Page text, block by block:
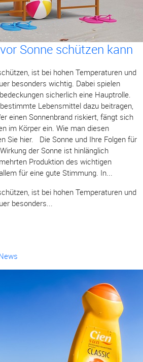
Sonne schützen kann
ist bei hohen Temperaturen und
besonders wichtig. Dabei spielen
sicherlich eine Hauptrolle.
Lebensmittel dazu beitragen,
einen Sonnenbrand riskiert, fängt sich
im Körper ein. Wie man diesen
Sie hier. Die Sonne und Ihre Folgen für
der Sonne ist hinlänglich
Produktion des wichtigen
für eine gute Stimmung. In...
ist bei hohen Temperaturen und
besonders...